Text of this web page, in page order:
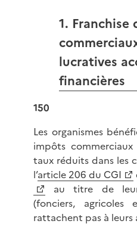
1. Franchise
lucratives
financières
150
Les organismes
impôts
taux réduits dans les
l’article 206 du CGI
au titre de
(fonciers,
rattachent pas à